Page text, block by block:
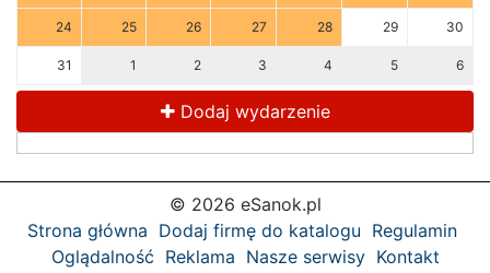
24 25 26 27 28 29 30
31 1 2 3 4 5 6
Dodaj wydarzenie
© 2026 eSanok.pl
Strona główna Dodaj firmę do katalogu Regulamin
Oglądalność Reklama Nasze serwisy Kontakt